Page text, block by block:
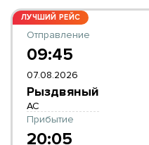
ЛУЧШИЙ РЕЙС
Отправление
09:45
07.08.2026
Рыздвяный
АС
Прибытие
20:05